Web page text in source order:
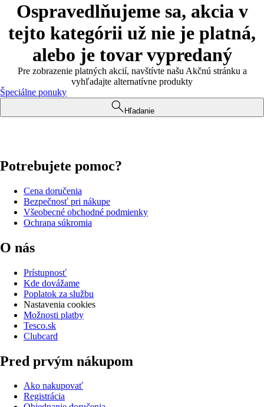
Ospravedlňujeme sa, akcia v
tejto kategórii už nie je platná,
alebo je tovar vypredaný
Pre zobrazenie platných akcií, navštívte našu Akčnú stránku a
vyhľadajte alternatívne produkty
Špeciálne ponuky
Hľadanie
Potrebujete pomoc?
Cena doručenia
Bezpečnosť pri nákupe
Všeobecné obchodné podmienky
Ochrana súkromia
O nás
Prístupnosť
Kde dovážame
Poplatok za službu
Nastavenia cookies
Možnosti platby
Tesco.sk
Clubcard
Pred prvým nákupom
Ako nakupovať
Registrácia